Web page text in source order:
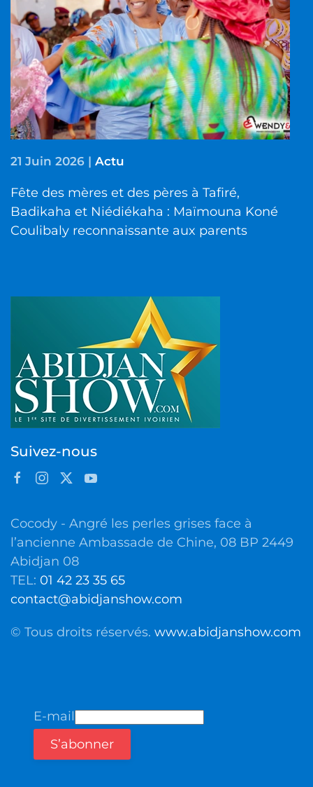
21 Juin 2026 | Actu
Fête des mères et des pères à Tafiré,
Badikaha et Niédiékaha : Maïmouna Koné
Coulibaly reconnaissante aux parents
Suivez-nous
Cocody - Angré les perles grises face à
l’ancienne Ambassade de Chine, 08 BP 2449
Abidjan 08
TEL: 01 42 23 35 65
contact@abidjanshow.com
© Tous droits réservés. www.abidjanshow.com
E-mail
S’abonner